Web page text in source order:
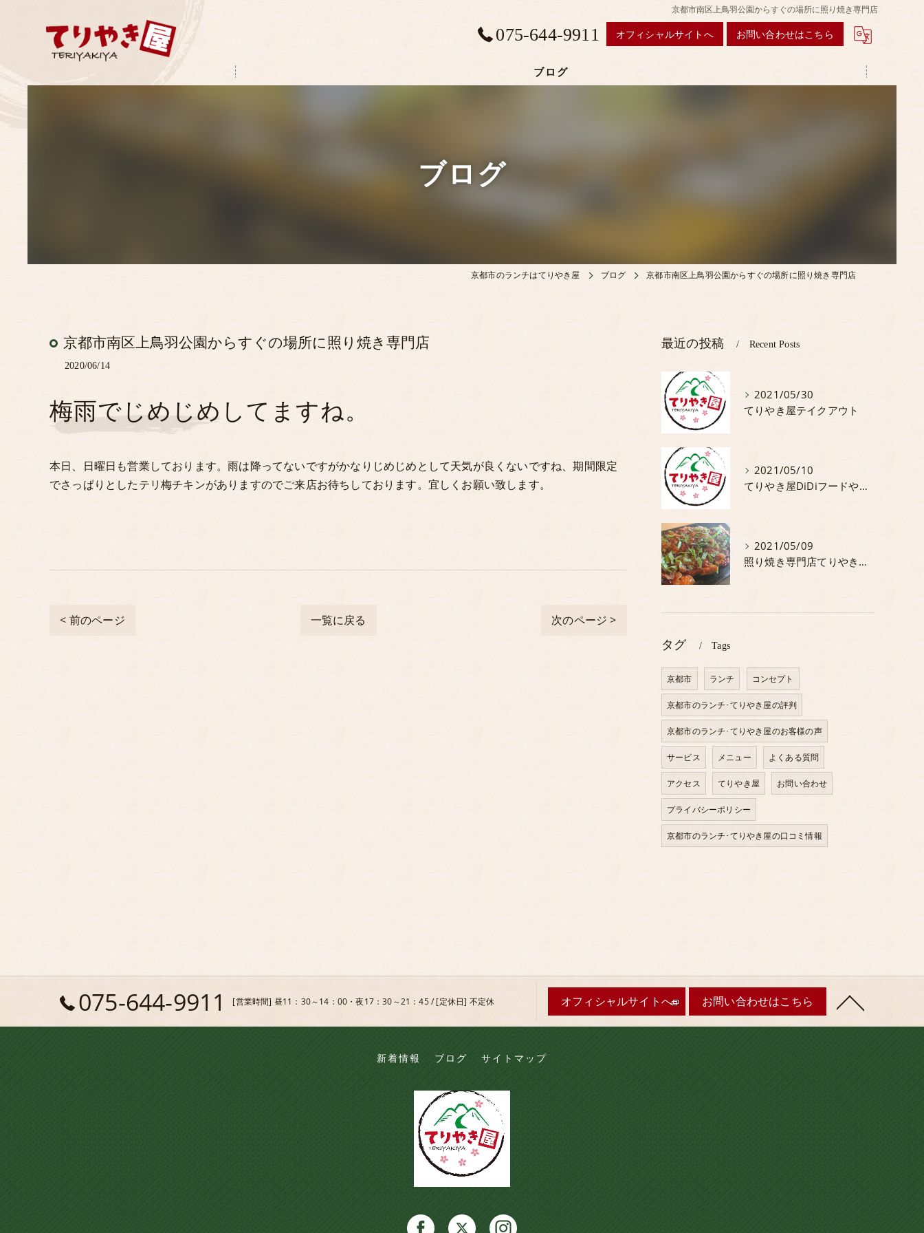
京都市南区上鳥羽公園からすぐの場所に照り焼き専門店
075-644-9911 オフィシャルサイトへ お問い合わせはこちら
ブログ
ブログ
京都市のランチはてりやき屋 ブログ 京都市南区上鳥羽公園からすぐの場所に照り焼き専門店
京都市南区上鳥羽公園からすぐの場所に照り焼き専門店
2020/06/14
梅雨でじめじめしてますね。
本日、日曜日も営業しております。雨は降ってないですがかなりじめじめとして天気が良くないですね、期間限定
でさっぱりとしたテリ梅チキンがありますのでご来店お待ちしております。宜しくお願い致します。
< 前のページ 一覧に戻る 次のページ >
最近の投稿 Recent Posts
2021/05/30
てりやき屋テイクアウト
2021/05/10
てりやき屋DiDiフードやってます。
2021/05/09
照り焼き専門店てりやき屋5月からの期間限定商品
タグ Tags
京都市 ランチ コンセプト
京都市のランチ･てりやき屋の評判
京都市のランチ･てりやき屋のお客様の声
サービス メニュー よくある質問
アクセス てりやき屋 お問い合わせ
プライバシーポリシー
京都市のランチ･てりやき屋の口コミ情報
075-644-9911 [営業時間] 昼11：30～14：00・夜17：30～21：45 / [定休日] 不定休 オフィシャルサイトへ お問い合わせはこちら
新着情報 ブログ サイトマップ